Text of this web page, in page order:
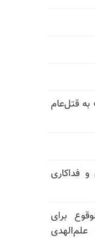
قتل‌عام
و فداکاری
برای